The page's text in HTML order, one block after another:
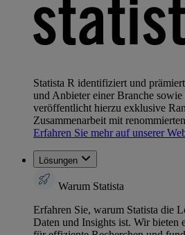
Statista R identifiziert und
und Anbieter einer Branche
veröffentlicht hierzu exklusive
Zusammenarbeit mit
Erfahren Sie mehr auf unserer
Lösungen
Warum Statista
Erfahren Sie, warum Statista die
Daten und Insights ist. Wir bieten